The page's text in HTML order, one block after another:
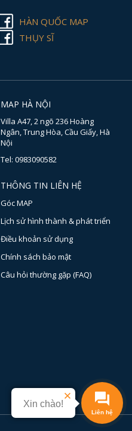
HÀN QUỐC MAP
THỤY SĨ
MAP HÀ NỘI
Villa A47, 2 ngõ 236 Hoàng
Ngân, Trung Hòa, Cầu Giấy, Hà
Nội
Tel: 0983090582
THÔNG TIN LIÊN HỆ
Góc MAP
Lịch sử hình thành & phát triển
Điều khoản sử dụng
Chính sách bảo mật
Câu hỏi thường gặp (FAQ)
Liên hệ
Xin chào!